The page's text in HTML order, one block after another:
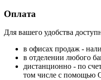
Оплата
Для вашего удобства
в офисах продаж -
в отделении любого
дистанционно - по
том числе с помощью